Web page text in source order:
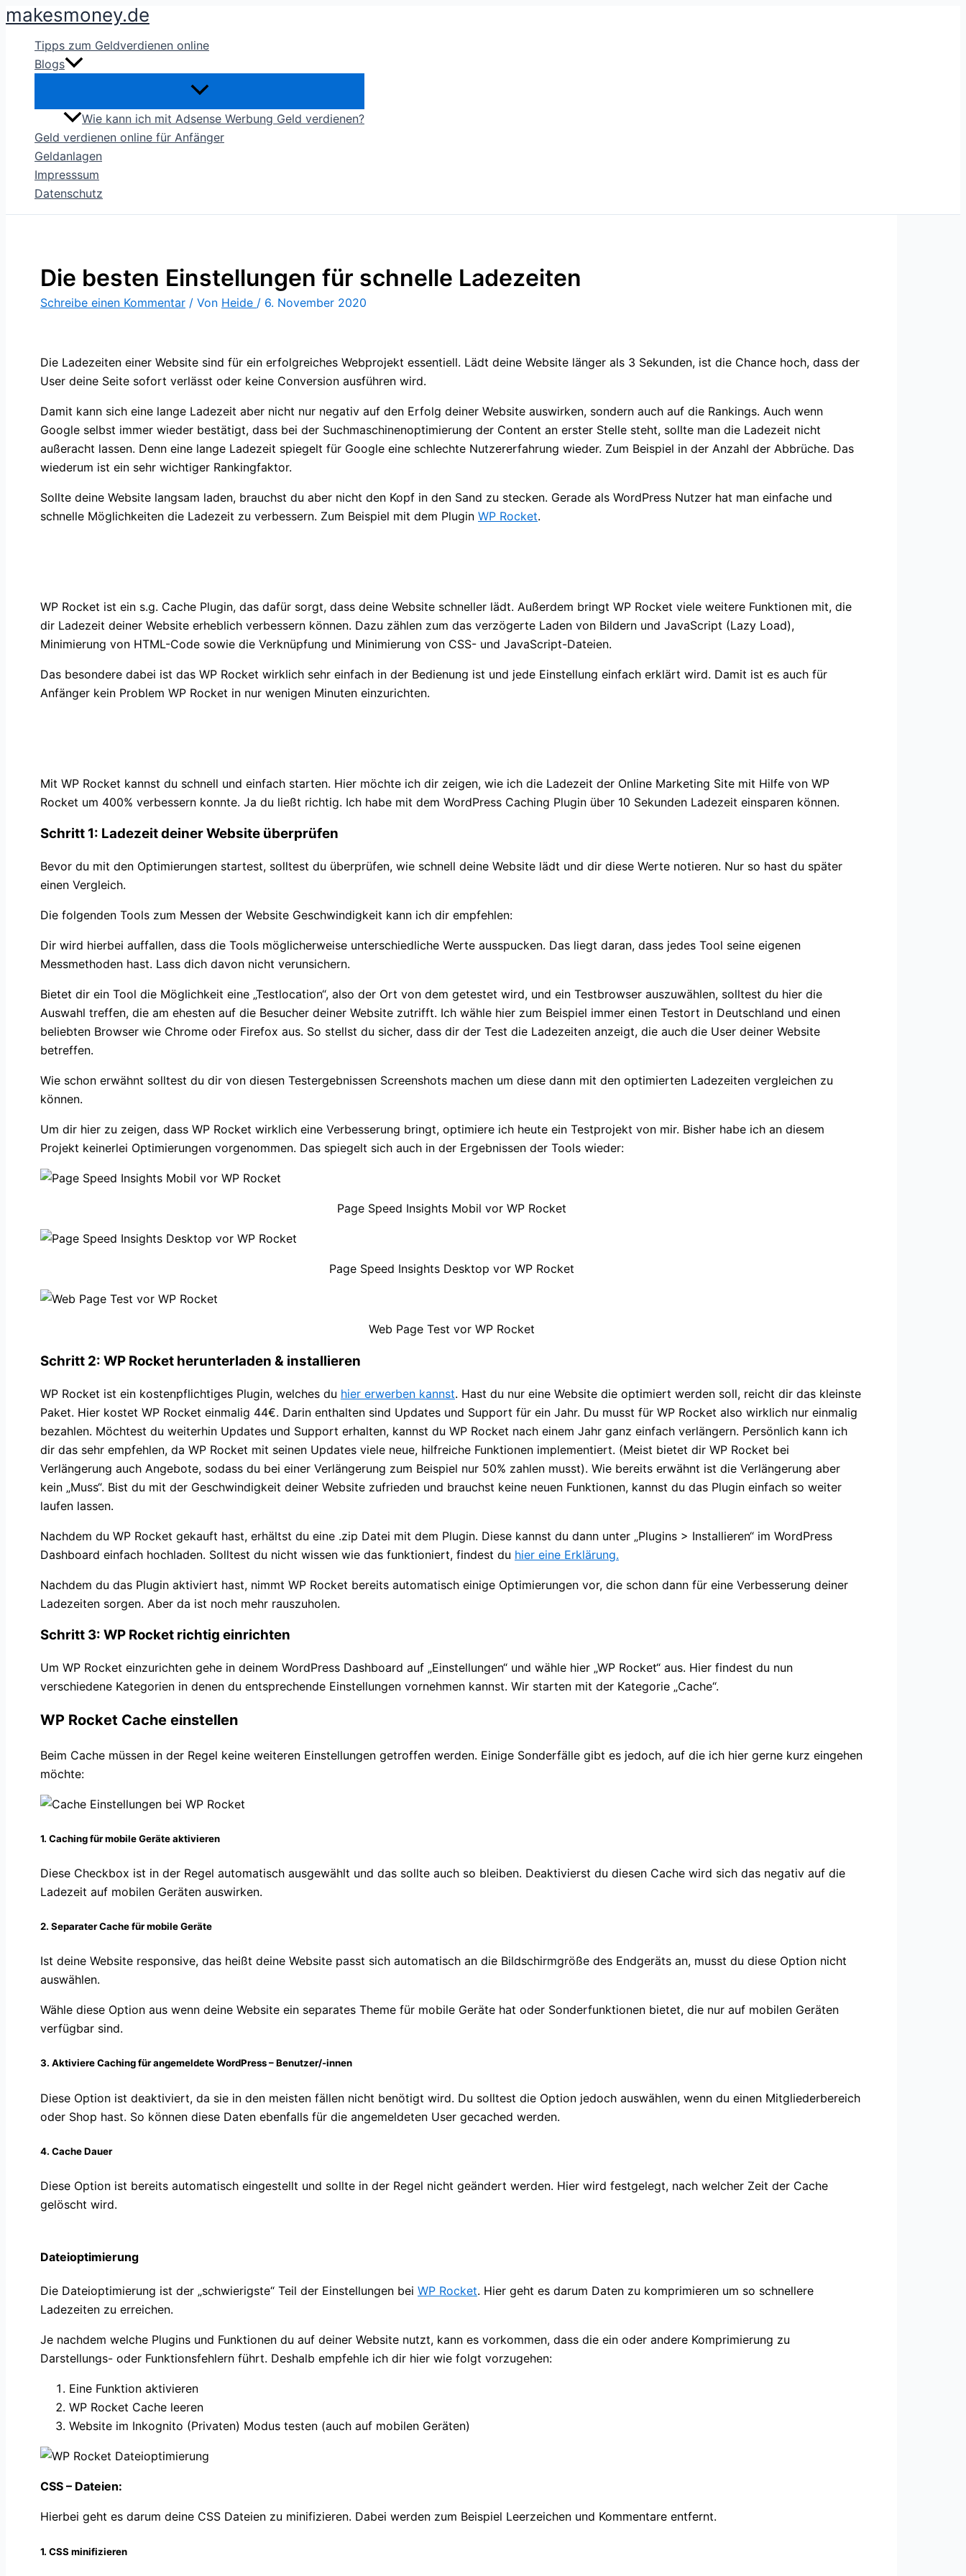
Zum
springen
makesmoney.de
Tipps zum Geldverdienen online
Blogs
Wie kann ich mit Adsense Werbung Geld verdienen?
Geld verdienen online für Anfänger
Geldanlagen
Impresssum
Datenschutz
Die besten Einstellungen für schnelle Ladezeiten
Schreibe einen Kommentar / Von Heide / 6. November 2020
Die Ladezeiten einer Website sind für ein erfolgreiches Webprojekt essentiell. Lädt deine Website länger als 3 Sekunden, ist die Chance hoch, dass der
User deine Seite sofort verlässt oder keine Conversion ausführen wird.
Damit kann sich eine lange Ladezeit aber nicht nur negativ auf den Erfolg deiner Website auswirken, sondern auch auf die Rankings. Auch wenn
Google selbst immer wieder bestätigt, dass bei der Suchmaschinenoptimierung der Content an erster Stelle steht, sollte man die Ladezeit nicht
außeracht lassen. Denn eine lange Ladezeit spiegelt für Google eine schlechte Nutzererfahrung wieder. Zum Beispiel in der Anzahl der Abbrüche. Das
wiederum ist ein sehr wichtiger Rankingfaktor.
Sollte deine Website langsam laden, brauchst du aber nicht den Kopf in den Sand zu stecken. Gerade als WordPress Nutzer hat man einfache und
schnelle Möglichkeiten die Ladezeit zu verbessern. Zum Beispiel mit dem Plugin WP Rocket.
WP Rocket ist ein s.g. Cache Plugin, das dafür sorgt, dass deine Website schneller lädt. Außerdem bringt WP Rocket viele weitere Funktionen mit, die
dir Ladezeit deiner Website erheblich verbessern können. Dazu zählen zum das verzögerte Laden von Bildern und JavaScript (Lazy Load),
Minimierung von HTML-Code sowie die Verknüpfung und Minimierung von CSS- und JavaScript-Dateien.
Das besondere dabei ist das WP Rocket wirklich sehr einfach in der Bedienung ist und jede Einstellung einfach erklärt wird. Damit ist es auch für
Anfänger kein Problem WP Rocket in nur wenigen Minuten einzurichten.
Mit WP Rocket kannst du schnell und einfach starten. Hier möchte ich dir zeigen, wie ich die Ladezeit der Online Marketing Site mit Hilfe von WP
Rocket um 400% verbessern konnte. Ja du ließt richtig. Ich habe mit dem WordPress Caching Plugin über 10 Sekunden Ladezeit einsparen können.
Schritt 1: Ladezeit deiner Website überprüfen
Bevor du mit den Optimierungen startest, solltest du überprüfen, wie schnell deine Website lädt und dir diese Werte notieren. Nur so hast du später
einen Vergleich.
Die folgenden Tools zum Messen der Website Geschwindigkeit kann ich dir empfehlen:
Dir wird hierbei auffallen, dass die Tools möglicherweise unterschiedliche Werte ausspucken. Das liegt daran, dass jedes Tool seine eigenen
Messmethoden hast. Lass dich davon nicht verunsichern.
Bietet dir ein Tool die Möglichkeit eine „Testlocation“, also der Ort von dem getestet wird, und ein Testbrowser auszuwählen, solltest du hier die
Auswahl treffen, die am ehesten auf die Besucher deiner Website zutrifft. Ich wähle hier zum Beispiel immer einen Testort in Deutschland und einen
beliebten Browser wie Chrome oder Firefox aus. So stellst du sicher, dass dir der Test die Ladezeiten anzeigt, die auch die User deiner Website
betreffen.
Wie schon erwähnt solltest du dir von diesen Testergebnissen Screenshots machen um diese dann mit den optimierten Ladezeiten vergleichen zu
können.
Um dir hier zu zeigen, dass WP Rocket wirklich eine Verbesserung bringt, optimiere ich heute ein Testprojekt von mir. Bisher habe ich an diesem
Projekt keinerlei Optimierungen vorgenommen. Das spiegelt sich auch in der Ergebnissen der Tools wieder:
Page Speed Insights Mobil vor WP Rocket
Page Speed Insights Desktop vor WP Rocket
Web Page Test vor WP Rocket
Schritt 2: WP Rocket herunterladen & installieren
WP Rocket ist ein kostenpflichtiges Plugin, welches du hier erwerben kannst. Hast du nur eine Website die optimiert werden soll, reicht dir das kleinste
Paket. Hier kostet WP Rocket einmalig 44€. Darin enthalten sind Updates und Support für ein Jahr. Du musst für WP Rocket also wirklich nur einmalig
bezahlen. Möchtest du weiterhin Updates und Support erhalten, kannst du WP Rocket nach einem Jahr ganz einfach verlängern. Persönlich kann ich
dir das sehr empfehlen, da WP Rocket mit seinen Updates viele neue, hilfreiche Funktionen implementiert. (Meist bietet dir WP Rocket bei
Verlängerung auch Angebote, sodass du bei einer Verlängerung zum Beispiel nur 50% zahlen musst). Wie bereits erwähnt ist die Verlängerung aber
kein „Muss“. Bist du mit der Geschwindigkeit deiner Website zufrieden und brauchst keine neuen Funktionen, kannst du das Plugin einfach so weiter
laufen lassen.
Nachdem du WP Rocket gekauft hast, erhältst du eine .zip Datei mit dem Plugin. Diese kannst du dann unter „Plugins > Installieren“ im WordPress
Dashboard einfach hochladen. Solltest du nicht wissen wie das funktioniert, findest du hier eine Erklärung.
Nachdem du das Plugin aktiviert hast, nimmt WP Rocket bereits automatisch einige Optimierungen vor, die schon dann für eine Verbesserung deiner
Ladezeiten sorgen. Aber da ist noch mehr rauszuholen.
Schritt 3: WP Rocket richtig einrichten
Um WP Rocket einzurichten gehe in deinem WordPress Dashboard auf „Einstellungen“ und wähle hier „WP Rocket“ aus. Hier findest du nun
verschiedene Kategorien in denen du entsprechende Einstellungen vornehmen kannst. Wir starten mit der Kategorie „Cache“.
WP Rocket Cache einstellen
Beim Cache müssen in der Regel keine weiteren Einstellungen getroffen werden. Einige Sonderfälle gibt es jedoch, auf die ich hier gerne kurz eingehen
möchte:
1. Caching für mobile Geräte aktivieren
Diese Checkbox ist in der Regel automatisch ausgewählt und das sollte auch so bleiben. Deaktivierst du diesen Cache wird sich das negativ auf die
Ladezeit auf mobilen Geräten auswirken.
2. Separater Cache für mobile Geräte
Ist deine Website responsive, das heißt deine Website passt sich automatisch an die Bildschirmgröße des Endgeräts an, musst du diese Option nicht
auswählen.
Wähle diese Option aus wenn deine Website ein separates Theme für mobile Geräte hat oder Sonderfunktionen bietet, die nur auf mobilen Geräten
verfügbar sind.
3. Aktiviere Caching für angemeldete WordPress – Benutzer/-innen
Diese Option ist deaktiviert, da sie in den meisten fällen nicht benötigt wird. Du solltest die Option jedoch auswählen, wenn du einen Mitgliederbereich
oder Shop hast. So können diese Daten ebenfalls für die angemeldeten User gecached werden.
4. Cache Dauer
Diese Option ist bereits automatisch eingestellt und sollte in der Regel nicht geändert werden. Hier wird festgelegt, nach welcher Zeit der Cache
gelöscht wird.
Dateioptimierung
Die Dateioptimierung ist der „schwierigste“ Teil der Einstellungen bei WP Rocket. Hier geht es darum Daten zu komprimieren um so schnellere
Ladezeiten zu erreichen.
Je nachdem welche Plugins und Funktionen du auf deiner Website nutzt, kann es vorkommen, dass die ein oder andere Komprimierung zu
Darstellungs- oder Funktionsfehlern führt. Deshalb empfehle ich dir hier wie folgt vorzugehen:
Eine Funktion aktivieren
WP Rocket Cache leeren
Website im Inkognito (Privaten) Modus testen (auch auf mobilen Geräten)
CSS – Dateien:
Hierbei geht es darum deine CSS Dateien zu minifizieren. Dabei werden zum Beispiel Leerzeichen und Kommentare entfernt.
1. CSS minifizieren